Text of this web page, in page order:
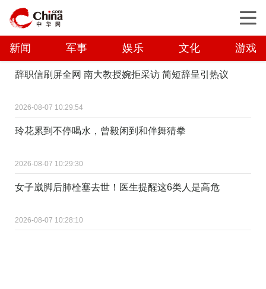
新闻 军事 娱乐 文化 游戏
辞职信刷屏全网 南大教授婉拒采访 简短辞呈引热议
2026-08-07 10:29:54
玲花累到不停喝水，曾毅闲到和伴舞猜拳
2026-08-07 10:29:30
女子崴脚后肺栓塞去世！医生提醒这6类人是高危
2026-08-07 10:28:10